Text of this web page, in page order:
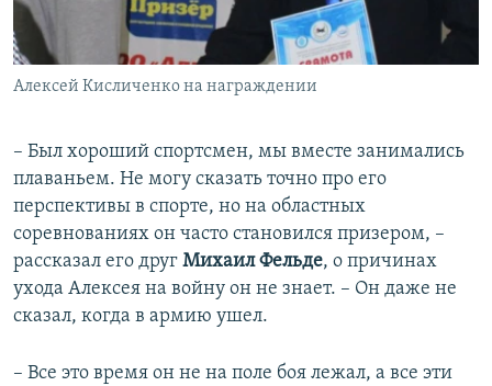
Алексей Кисличенко на награждении
– Был хороший спортсмен, мы вместе занимались
плаваньем. Не могу сказать точно про его
перспективы в спорте, но на областных
соревнованиях он часто становился призером, –
рассказал его друг Михаил Фельде, о причинах
ухода Алексея на войну он не знает. – Он даже не
сказал, когда в армию ушел.
– Все это время он не на поле боя лежал, а все эти